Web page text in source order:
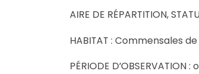
AIRE DE RÉPARTITION,
HABITAT : Commensales
PÉRIODE